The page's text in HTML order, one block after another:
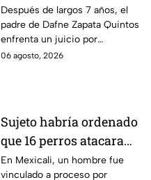
por presunto abuso
cometido en 2019 en
Tamaulipas
Después de largos 7 años, el
padre de Dafne Zapata Quintos
enfrenta un juicio por
presuntamente abusar de la
06 agosto, 2026
Sujeto habría ordenado
que 16 perros atacaran
a su hermana con
En Mexicali, un hombre fue
vinculado a proceso por